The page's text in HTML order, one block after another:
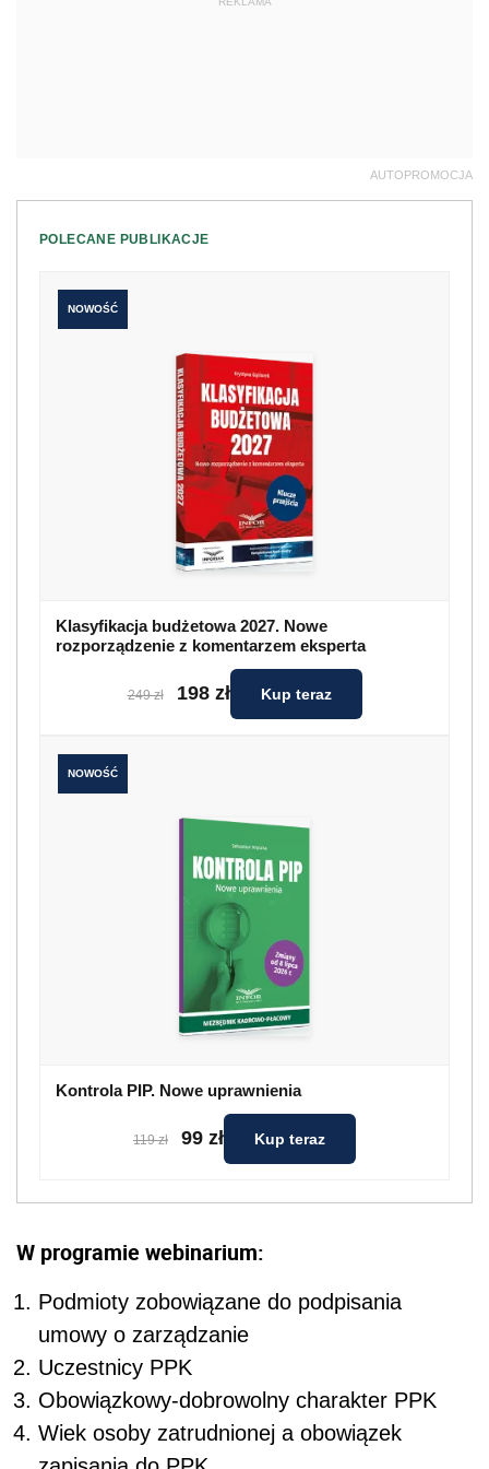
AUTOPROMOCJA
POLECANE PUBLIKACJE
NOWOŚĆ
Klasyfikacja budżetowa 2027. Nowe
rozporządzenie z komentarzem eksperta
249 zł 198 zł Kup teraz
NOWOŚĆ
Kontrola PIP. Nowe uprawnienia
119 zł 99 zł Kup teraz
W programie webinarium:
Podmioty zobowiązane do podpisania
umowy o zarządzanie
Uczestnicy PPK
Obowiązkowy-dobrowolny charakter PPK
Wiek osoby zatrudnionej a obowiązek